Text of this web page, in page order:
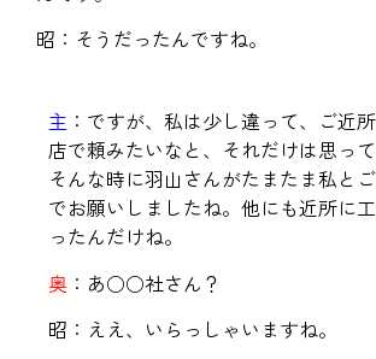
昭：そうだったんですね。
主 ：ですが、私は少し違って、ご近
店で頼みたいなと、それだけは思って
そんな時に羽山さんがたまたま私と
でお願いしましたね。他にも近所に
ったんだけね。
奥 ：あ○○社さん？
昭：ええ、いらっしゃいますね。